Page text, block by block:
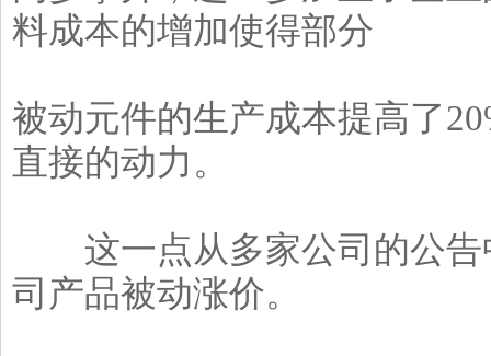
料成本的增加使得部分
被动元件的生产成本提高了
直接的动力。
这一点从多家公司的公告
司产品被动涨价。